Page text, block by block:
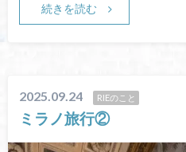
続きを読む
2025.09.24 RIEのこと
ミラノ旅行②